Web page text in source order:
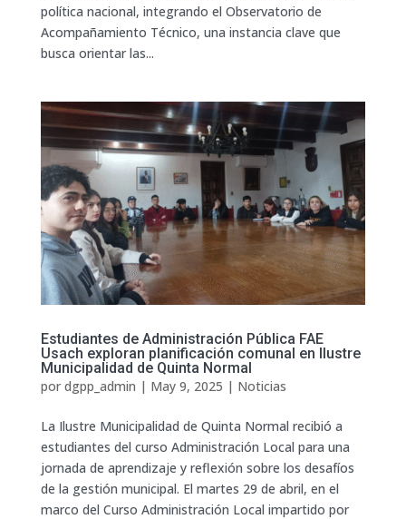
política nacional, integrando el Observatorio de
Acompañamiento Técnico, una instancia clave que
busca orientar las...
Estudiantes de Administración Pública FAE
Usach exploran planificación comunal en Ilustre
Municipalidad de Quinta Normal
por dgpp_admin | May 9, 2025 | Noticias
La Ilustre Municipalidad de Quinta Normal recibió a
estudiantes del curso Administración Local para una
jornada de aprendizaje y reflexión sobre los desafíos
de la gestión municipal. El martes 29 de abril, en el
marco del Curso Administración Local impartido por